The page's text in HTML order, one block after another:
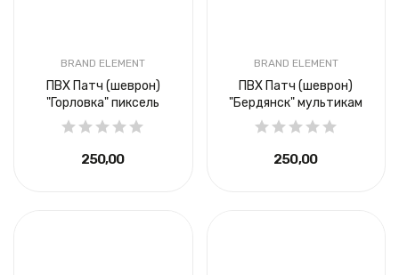
BRAND ELEMENT
ПВХ Патч (шеврон)
"Горловка" пиксель
250,00 ₴
BRAND ELEMENT
ПВХ Патч (шеврон)
"Бердянск" мультикам
250,00 ₴